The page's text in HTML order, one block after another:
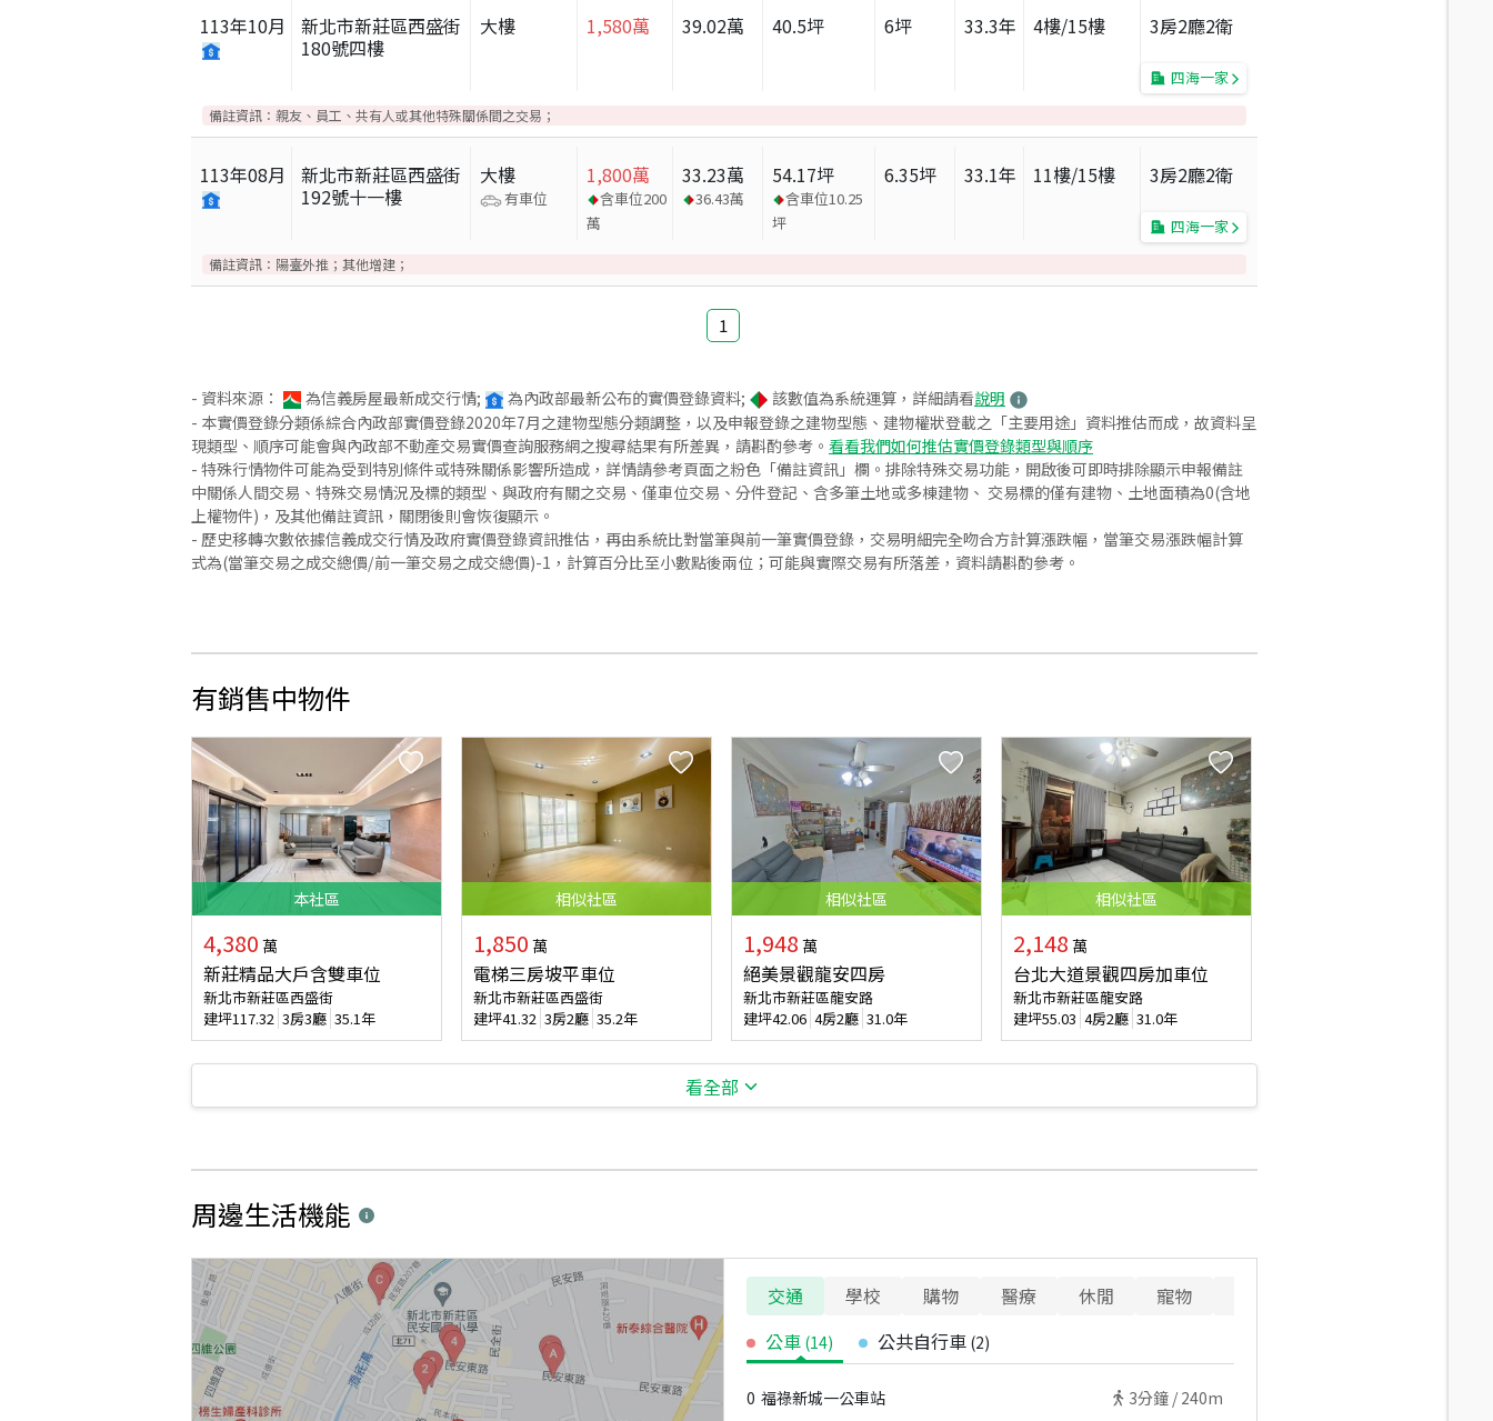
113年10月
新北市新莊區西盛街
180號四樓
大樓 1,580萬 39.02萬 40.5坪 6坪 33.3年 4樓/15樓 3房2廳2衛
四海一家
備註資訊： 親友、員工、共有人或其他特殊關係間之交易；
113年08月
新北市新莊區西盛街
192號十一樓
大樓
有車位
1,800萬
含車位200
萬
33.23萬
36.43萬
54.17坪
含車位10.25
坪
6.35坪 33.1年 11樓/15樓 3房2廳2衛
四海一家
備註資訊： 陽臺外推；其他增建；
1
- 資料來源： 為信義房屋最新成交行情; 為內政部最新公布的實價登錄資料; 該數值為系統運算，詳細請看說明
- 本實價登錄分類係綜合內政部實價登錄2020年7月之建物型態分類調整，以及申報登錄之建物型態、建物權狀登載之「主要用途」資料推估而成，故資料呈
現類型、順序可能會與內政部不動產交易實價查詢服務網之搜尋結果有所差異，請斟酌參考。 看看我們如何推估實價登錄類型與順序
- 特殊行情物件可能為受到特別條件或特殊關係影響所造成，詳情請參考頁面之粉色「備註資訊」欄。排除特殊交易功能，開啟後可即時排除顯示申報備註
中關係人間交易、特殊交易情況及標的類型、與政府有關之交易、僅車位交易、分件登記、含多筆土地或多棟建物、 交易標的僅有建物、土地面積為0(含地
上權物件)，及其他備註資訊，關閉後則會恢復顯示。
- 歷史移轉次數依據信義成交行情及政府實價登錄資訊推估，再由系統比對當筆與前一筆實價登錄，交易明細完全吻合方計算漲跌幅，當筆交易漲跌幅計算
式為(當筆交易之成交總價/前一筆交易之成交總價)-1，計算百分比至小數點後兩位；可能與實際交易有所落差，資料請斟酌參考。
有銷售中物件
本社區
4,380 萬
新莊精品大戶含雙車位
新北市新莊區西盛街
建坪117.32 3房3廳 35.1年
相似社區
1,850 萬
電梯三房坡平車位
新北市新莊區西盛街
建坪41.32 3房2廳 35.2年
相似社區
1,948 萬
絕美景觀龍安四房
新北市新莊區龍安路
建坪42.06 4房2廳 31.0年
相似社區
2,148 萬
台北大道景觀四房加車位
新北市新莊區龍安路
建坪55.03 4房2廳 31.0年
看全部
周邊生活機能
交通 學校 購物 醫療 休閒 寵物
公車 (14) 公共自行車 (2)
0 福祿新城一公車站 3分鐘 / 240m